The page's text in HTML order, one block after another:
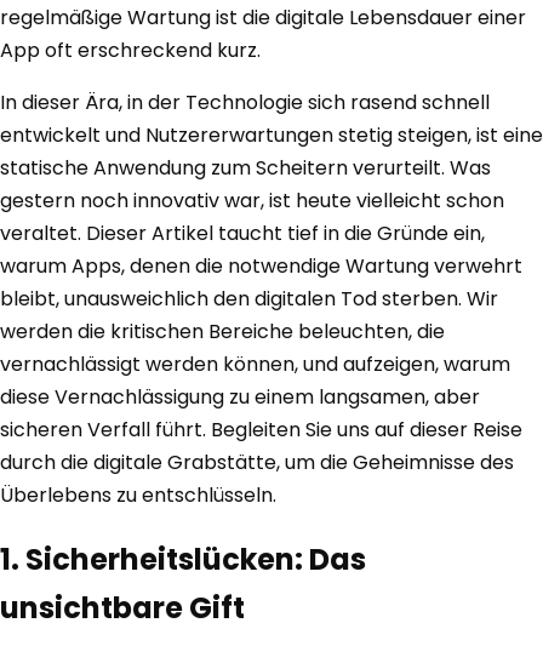
regelmäßige Wartung ist die digitale Lebensdauer einer
App oft erschreckend kurz.
In dieser Ära, in der Technologie sich rasend schnell
entwickelt und Nutzererwartungen stetig steigen, ist eine
statische Anwendung zum Scheitern verurteilt. Was
gestern noch innovativ war, ist heute vielleicht schon
veraltet. Dieser Artikel taucht tief in die Gründe ein,
warum Apps, denen die notwendige Wartung verwehrt
bleibt, unausweichlich den digitalen Tod sterben. Wir
werden die kritischen Bereiche beleuchten, die
vernachlässigt werden können, und aufzeigen, warum
diese Vernachlässigung zu einem langsamen, aber
sicheren Verfall führt. Begleiten Sie uns auf dieser Reise
durch die digitale Grabstätte, um die Geheimnisse des
Überlebens zu entschlüsseln.
1. Sicherheitslücken: Das
unsichtbare Gift